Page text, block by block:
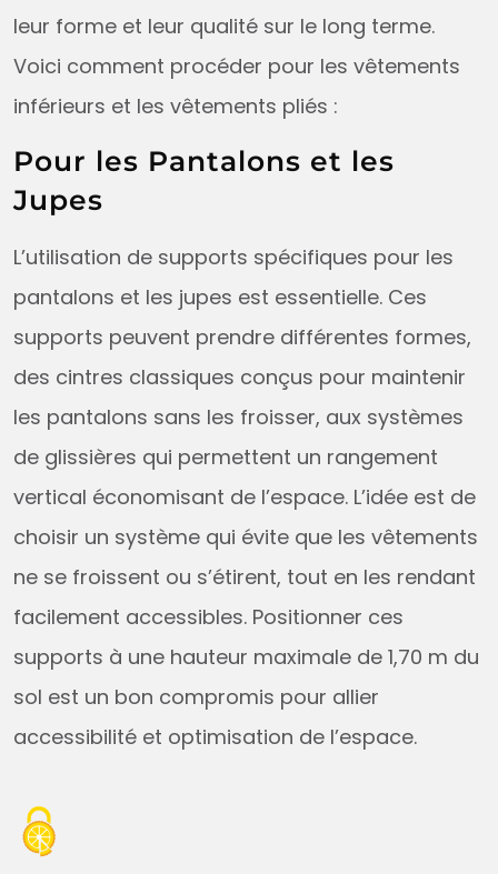
leur forme et leur qualité sur le long terme.
Voici comment procéder pour les vêtements
inférieurs et les vêtements pliés :
Pour les Pantalons et les
Jupes
L’utilisation de supports spécifiques pour les
pantalons et les jupes est essentielle. Ces
supports peuvent prendre différentes formes,
des cintres classiques conçus pour maintenir
les pantalons sans les froisser, aux systèmes
de glissières qui permettent un rangement
vertical économisant de l’espace. L’idée est de
choisir un système qui évite que les vêtements
ne se froissent ou s’étirent, tout en les rendant
facilement accessibles. Positionner ces
supports à une hauteur maximale de 1,70 m du
sol est un bon compromis pour allier
accessibilité et optimisation de l’espace.